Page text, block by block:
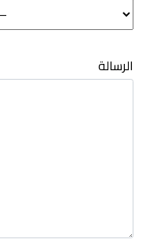
الرسالة